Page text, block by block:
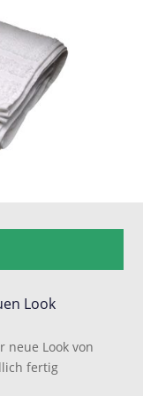
Look
neue Look von
fertig